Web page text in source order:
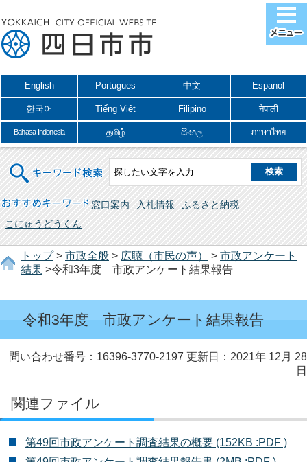
English Portugues 中文 Espanol
한국어 Tiếng Việt Filipino नेपाली
Bahasa Indonesia தமிழ் සිංහල ภาษาไทย
キーワード検索
おすすめキーワード 窓口案内 入札情報
ふるさと納税
こにゅうどうくん
トップ> 市政全般 > 広聴（市民の声） > 市政アンケート
結果 >令和3年度 市政アンケート結果報告
令和3年度 市政アンケート結果報告
問い合わせ番号：16396-3770-2197 更新日：2021年 12月 28
日
関連ファイル
第49回市政アンケート調査結果の概要 (152KB :PDF )